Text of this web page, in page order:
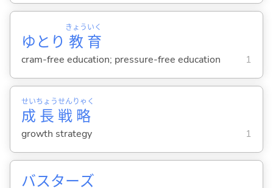
ゆとり 教
きょう
育
いく
cram-free education; pressure-free education 1
成
せい
長
ちょう
戦
せん
略
りゃく
growth strategy 1
バスターズ